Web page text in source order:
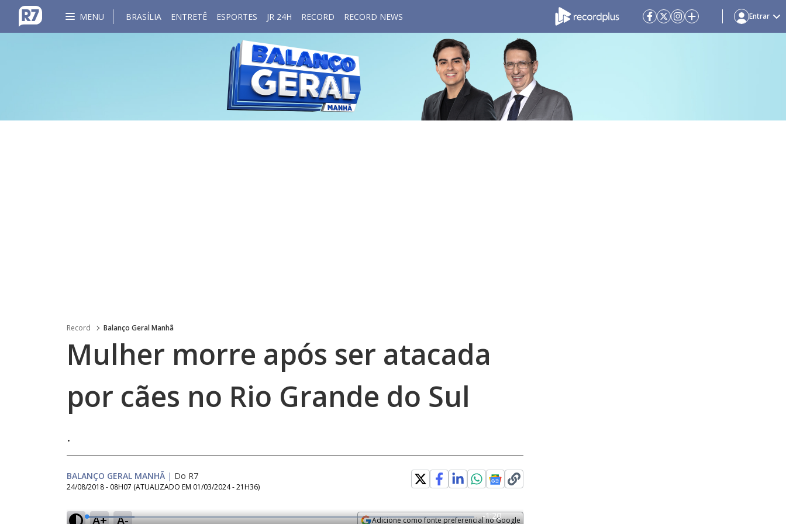
MENU BRASÍLIA ENTRETÊ ESPORTES JR 24H RECORD RECORD NEWS Entrar
Record Balanço Geral Manhã
Mulher morre após ser atacada
por cães no Rio Grande do Sul
.
BALANÇO GERAL MANHÃ | Do R7
24/08/2018 - 08H07 (ATUALIZADO EM 01/03/2024 - 21H36)
A+ A- Adicione como fonte preferencial no Google
L
R
-1:20